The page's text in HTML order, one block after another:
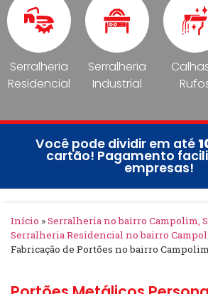
Serralheria
Residencial
Serralheria
Industrial
Você pode dividir em até
cartão! Pagamento
empresas!
Início »Serralheria no bairro Campolim,
Serralheria Residencial no bairro
Fabricação de Portões no bairro